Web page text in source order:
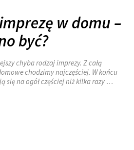
w domu –
być?
chyba rodzaj imprezy. Z całą
chodzimy najczęściej. W końcu
się na ogół częściej niż kilka razy …